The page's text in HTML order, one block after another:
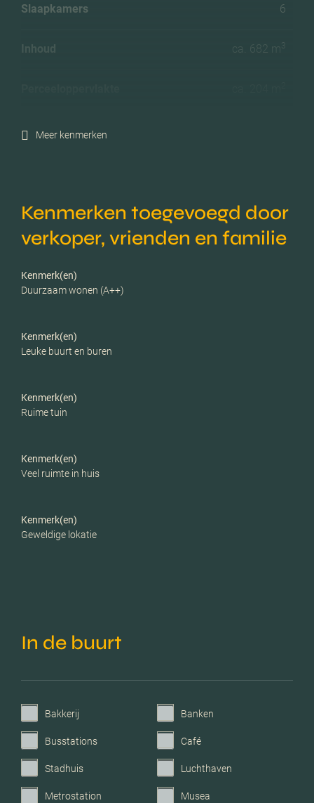
Slaapkamers 6
Inhoud ca. 682 m 3
Ligging tuin
Isolatie
Dakisolatie, muurisolatie,
vloerisolatie, dubbel glas
Meer kenmerken
Kenmerken toegevoegd door
verkoper, vrienden en familie
Kenmerk(en)
Duurzaam wonen (A++)
Kenmerk(en)
Leuke buurt en buren
Kenmerk(en)
Ruime tuin
Kenmerk(en)
Veel ruimte in huis
Kenmerk(en)
Geweldige lokatie
In de buurt
Bakkerij Banken
Busstations Café
Stadhuis Luchthaven
Metrostation Musea